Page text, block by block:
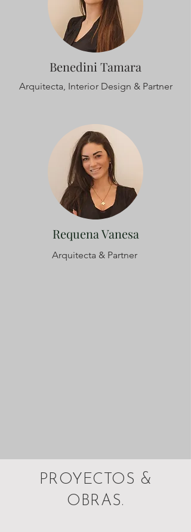
Benedini Tamara
Arquitecta, Interior Design & Partner
Requena Vanesa
Arquitecta & Partner
PROYECTOS &
OBRAS.